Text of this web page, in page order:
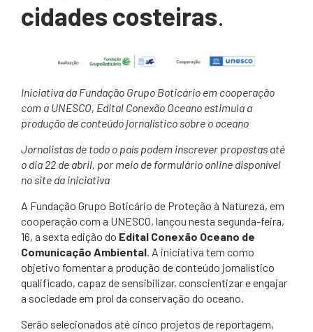
cidades costeiras.
Iniciativa da Fundação Grupo Boticário em cooperação
com a UNESCO, Edital Conexão Oceano estimula a
produção de conteúdo jornalístico sobre o oceano
Jornalistas de todo o país podem inscrever propostas até
o dia 22 de abril, por meio de formulário online disponível
no site da iniciativa
A Fundação Grupo Boticário de Proteção à Natureza, em
cooperação com a UNESCO, lançou nesta segunda-feira,
16, a sexta edição do Edital Conexão Oceano de
Comunicação Ambiental. A iniciativa tem como
objetivo fomentar a produção de conteúdo jornalístico
qualificado, capaz de sensibilizar, conscientizar e engajar
a sociedade em prol da conservação do oceano.
Serão selecionados até cinco projetos de reportagem,